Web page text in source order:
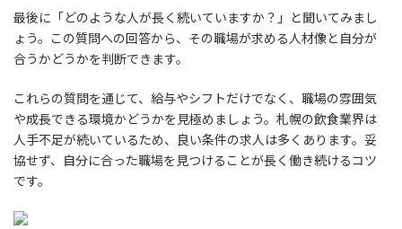
最後に「どのような人が長く続いていますか？」と聞いてみまし
ょう。この質問への回答から、その職場が求める人材像と自分が
合うかどうかを判断できます。
これらの質問を通じて、給与やシフトだけでなく、職場の雰囲気
や成長できる環境かどうかを見極めましょう。札幌の飲食業界は
人手不足が続いているため、良い条件の求人は多くあります。妥
協せず、自分に合った職場を見つけることが長く働き続けるコツ
です。